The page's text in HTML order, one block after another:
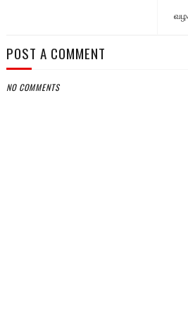
POST A COMMENT
NO COMMENTS